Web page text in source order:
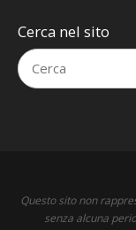
Cerca nel sito
Questo sito non
senza alcuna